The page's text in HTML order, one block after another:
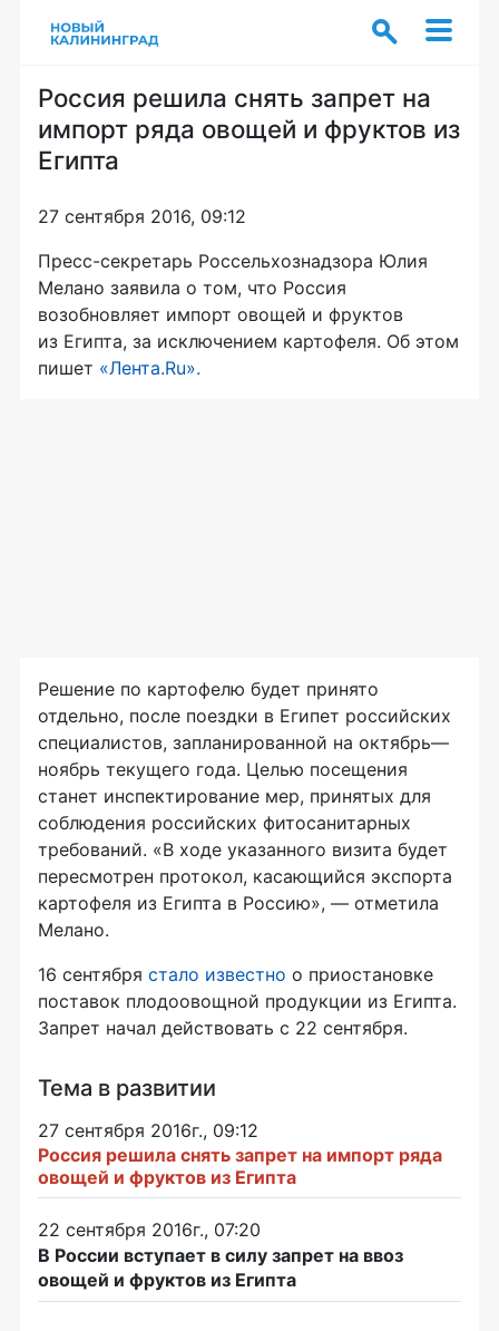
Россия решила снять запрет на
импорт ряда овощей и фруктов из
Египта
27 сентября 2016, 09:12
Пресс-секретарь Россельхознадзора Юлия
Мелано заявила о том, что Россия
возобновляет импорт овощей и фруктов
из Египта, за исключением картофеля. Об этом
пишет «Лента.Ru».
Решение по картофелю будет принято
отдельно, после поездки в Египет российских
специалистов, запланированной на октябрь—
ноябрь текущего года. Целью посещения
станет инспектирование мер, принятых для
соблюдения российских фитосанитарных
требований. «В ходе указанного визита будет
пересмотрен протокол, касающийся экспорта
картофеля из Египта в Россию», — отметила
Мелано.
16 сентября стало известно о приостановке
поставок плодоовощной продукции из Египта.
Запрет начал действовать с 22 сентября.
Тема в развитии
27 сентября 2016г., 09:12
Россия решила снять запрет на импорт ряда
овощей и фруктов из Египта
22 сентября 2016г., 07:20
В России вступает в силу запрет на ввоз
овощей и фруктов из Египта